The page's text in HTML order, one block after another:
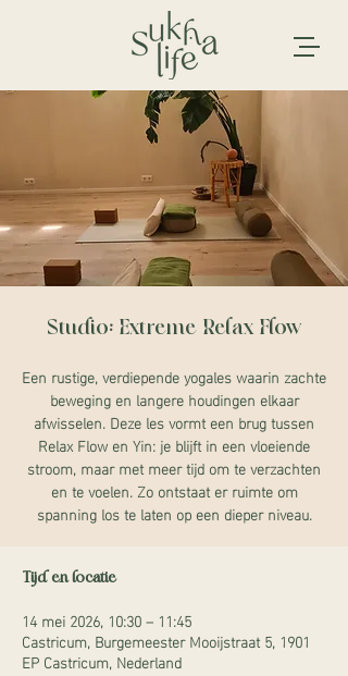
Studio: Extreme Relax Flow
Een rustige, verdiepende yogales waarin zachte
beweging en langere houdingen elkaar
afwisselen. Deze les vormt een brug tussen
Relax Flow en Yin: je blijft in een vloeiende
stroom, maar met meer tijd om te verzachten
en te voelen. Zo ontstaat er ruimte om
spanning los te laten op een dieper niveau.
Tijd en locatie
14 mei 2026, 10:30 – 11:45
Castricum, Burgemeester Mooijstraat 5, 1901
EP Castricum, Nederland